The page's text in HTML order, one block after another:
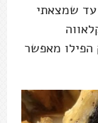
עד שמצאתי
הפילו מאפשר